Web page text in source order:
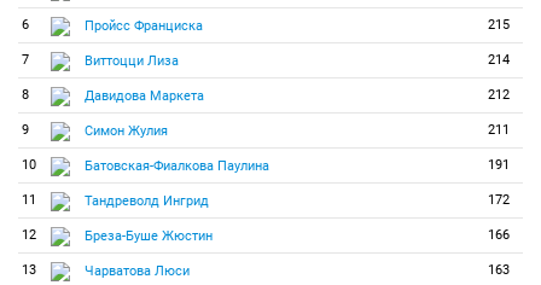
6 Пройсс Франциска 215
7 Виттоцци Лиза 214
8 Давидова Маркета 212
9 Симон Жулия 211
10 Батовская-Фиалкова Паулина 191
11 Тандреволд Ингрид 172
12 Бреза-Буше Жюстин 166
13 Чарватова Люси 163